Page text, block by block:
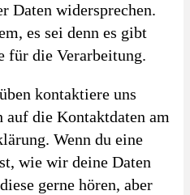
Daten widersprechen.
es sei denn es gibt
für die Verarbeitung.
kontaktiere uns
die Kontaktdaten am
Wenn du eine
wie wir deine Daten
gerne hören, aber